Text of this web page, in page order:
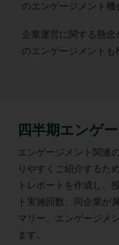
のエンゲージメント機
企業運営に関する懸念
のエンゲージメントも
四半期エンゲ
エンゲージメント関連
りやすくご紹介するた
トレポートを作成し、
ト実施回数、同企業が
マリー、エンゲージメ
ます。